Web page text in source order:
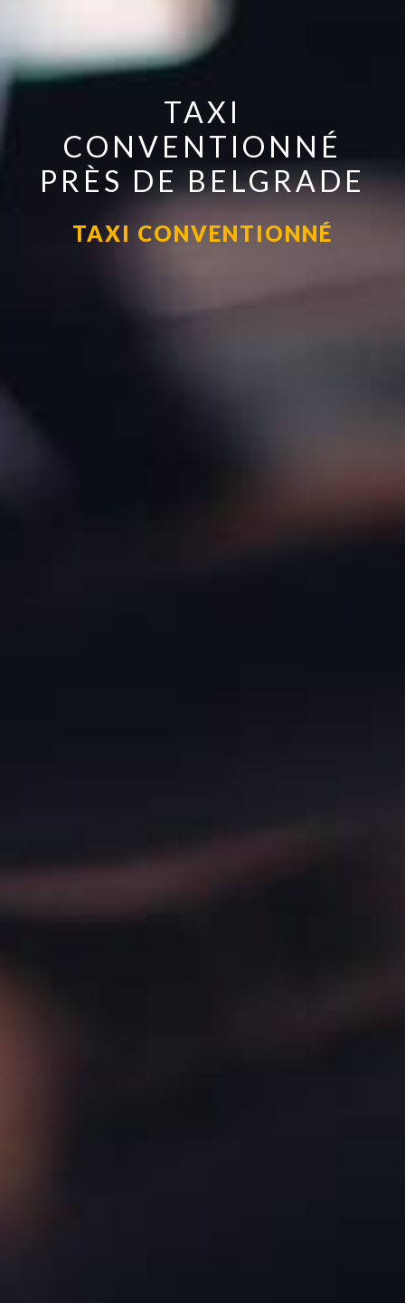
TAXI
CONVENTIONNÉ
PRÈS DE BELGRADE
TAXI CONVENTIONNÉ